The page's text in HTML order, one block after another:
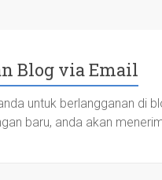
Blog via Email
untuk berlangganan di
baru, anda akan